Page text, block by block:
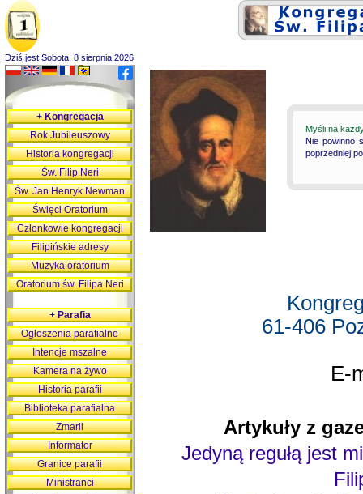
Dziś jest Sobota, 8 sierpnia 2026
Myśli na
Nie powinno
poprzedniej
61-406
E-
Artykuły z
Jedyną regułą jest
+Kongregacja
Rok Jubileuszowy
Historia kongregacji
Św. Filip Neri
Św. Jan Henryk Newman
Święci Oratorium
Członkowie kongregacji
Filipińskie adresy
Muzyka oratorium
Oratorium św. Filipa Neri
+Parafia
Ogłoszenia parafialne
Intencje mszalne
Kamera na żywo
Historia parafii
Biblioteka parafialna
Zmarli
Informator
Granice parafii
Ministranci